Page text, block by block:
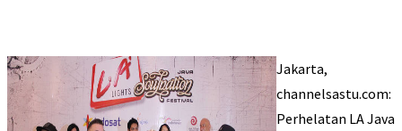
Jakarta,
channelsastu.com:
Perhelatan LA Java